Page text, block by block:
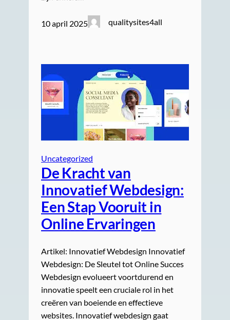
10 april 2025 qualitysites4all
Uncategorized
De Kracht van
Innovatief Webdesign:
Een Stap Vooruit in
Online Ervaringen
Artikel: Innovatief Webdesign Innovatief
Webdesign: De Sleutel tot Online Succes
Webdesign evolueert voortdurend en
innovatie speelt een cruciale rol in het
creëren van boeiende en effectieve
websites. Innovatief webdesign gaat